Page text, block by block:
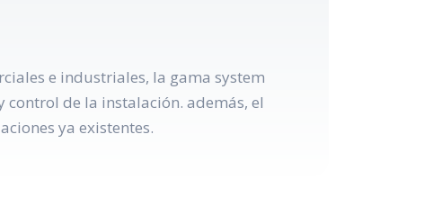
e industriales, la gama system
de la instalación. además, el
ya existentes.